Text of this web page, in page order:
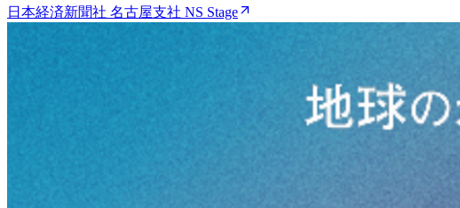
日本経済新聞社 名古屋支社 NS Stage